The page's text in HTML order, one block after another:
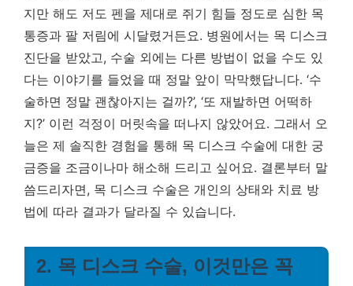
지만 해도 저도 펜을 제대로 쥐기 힘들 정도로 심한 목
통증과 팔 저림에 시달렸거든요. 병원에서는 목 디스크
진단을 받았고, 수술 외에는 다른 방법이 없을 수도 있
다는 이야기를 들었을 때 정말 앞이 막막했답니다. ‘수
술하면 정말 괜찮아지는 걸까?’, ‘또 재발하면 어떡하
지?’ 이런 걱정이 머릿속을 떠나지 않았어요. 그래서 오
늘은 제 솔직한 경험을 통해 목 디스크 수술에 대한 궁
금증을 조금이나마 해소해 드리고 싶어요. 결론부터 말
씀드리자면, 목 디스크 수술은 개인의 상태와 치료 방
법에 따라 결과가 달라질 수 있습니다.
2. 목 디스크 수술, 이것만은 꼭